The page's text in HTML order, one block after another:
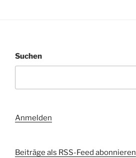
Suchen
Anmelden
Beiträge als RSS-Feed abonnieren